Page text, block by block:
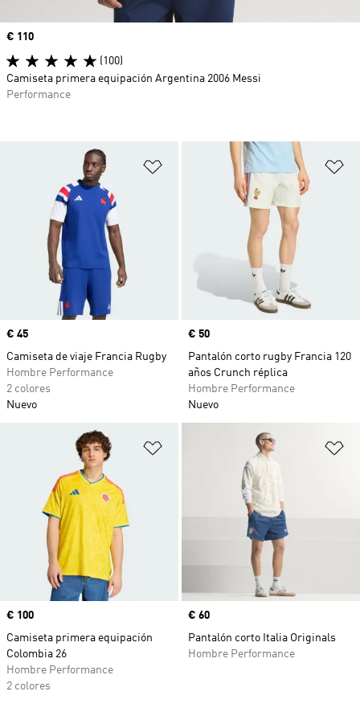
Añadir a la lista de deseos
Precio
€ 45
Camiseta de viaje Francia Rugby
Hombre Performance
2 colores
Nuevo
Precio
€ 50
Pantalón corto rugby Francia 120
años Crunch réplica
Hombre Performance
Nuevo
Añadir a la lista de deseos
Precio
€ 100
Camiseta primera equipación
Colombia 26
Hombre Performance
2 colores
Precio
€ 60
Pantalón corto Italia Originals
Hombre Performance
Precio
€ 110
(100)
Camiseta primera equipación Argentina 2006 Messi
Performance